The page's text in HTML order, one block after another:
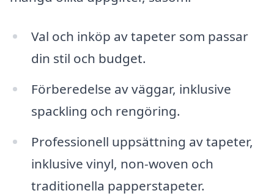
Val och inköp av tapeter som passar
din stil och budget.
Förberedelse av väggar, inklusive
spackling och rengöring.
Professionell uppsättning av tapeter,
inklusive vinyl, non-woven och
traditionella papperstapeter.